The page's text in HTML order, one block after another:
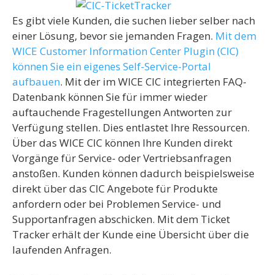
Es gibt viele Kunden, die suchen lieber selber nach
einer Lösung, bevor sie jemanden Fragen. Mit dem
WICE Customer Information Center Plugin (CIC)
können Sie ein eigenes Self-Service-Portal
aufbauen. Mit der im WICE CIC integrierten FAQ-
Datenbank können Sie für immer wieder
auftauchende Fragestellungen Antworten zur
Verfügung stellen. Dies entlastet Ihre Ressourcen.
Über das WICE CIC können Ihre Kunden direkt
Vorgänge für Service- oder Vertriebsanfragen
anstoßen. Kunden können dadurch beispielsweise
direkt über das CIC Angebote für Produkte
anfordern oder bei Problemen Service- und
Supportanfragen abschicken. Mit dem Ticket
Tracker erhält der Kunde eine Übersicht über die
laufenden Anfragen.